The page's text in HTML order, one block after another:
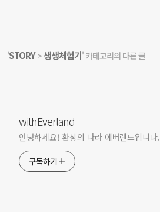
'STORY>생생체험기' 카테고리의 다른 글
withEverland
안녕하세요! 환상의 나라 에버랜드입니다.
구독하기